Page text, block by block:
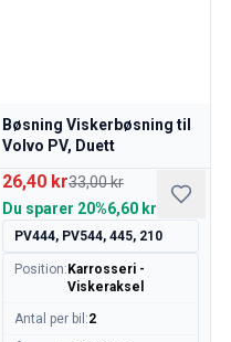
Bøsning Viskerbøsning til
Volvo PV, Duett
26,40 kr33,00 kr
Du sparer 20%6,60 kr
PV444, PV544, 445, 210
Position: Karrosseri -
Viskeraksel
Antal per bil :2